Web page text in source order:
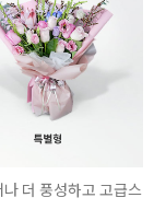
더 풍성하고 고급스